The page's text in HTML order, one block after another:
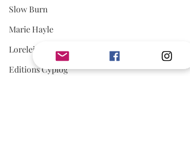
Slow Burn
Marie Hayle
Lorelei C.
Editions Cyplog